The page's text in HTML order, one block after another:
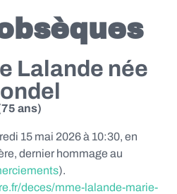
Lalande née
ans)
15 mai 2026 à 10:30, en
dernier hommage au
).
deces/mme-lalande-marie-